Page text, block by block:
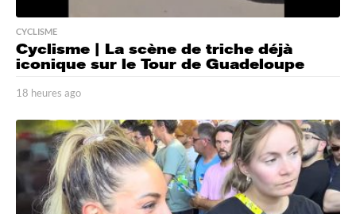
CYCLISME
Cyclisme | La scène de triche déjà
iconique sur le Tour de Guadeloupe
18 heures ago
h
e
u
r
e
s